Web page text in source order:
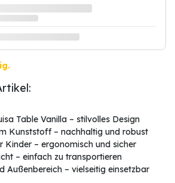
Table Vanilla – stilvolles Design
Kunststoff – nachhaltig und robust
Kinder – ergonomisch und sicher
– einfach zu transportieren
Außenbereich – vielseitig einsetzbar